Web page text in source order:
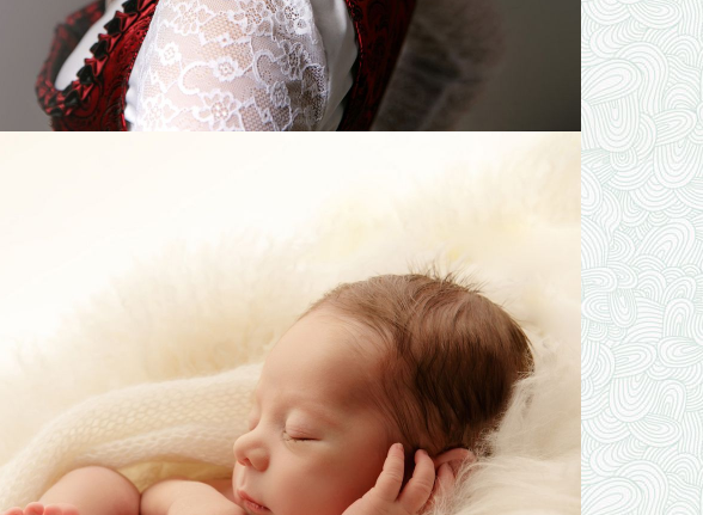
KINDERGARTEN